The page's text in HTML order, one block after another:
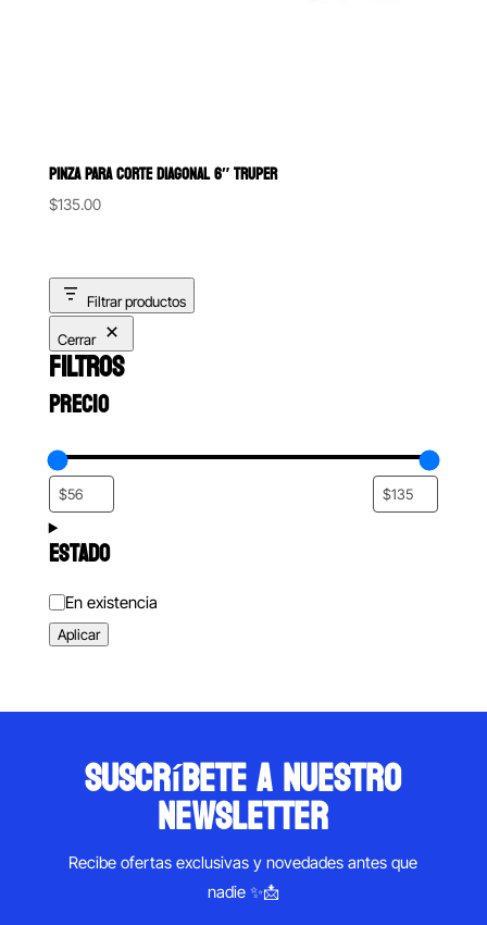
PINZA PARA CORTE DIAGONAL 6″ TRUPER
$135.00
Filtrar productos
Cerrar
FILTROS
PRECIO
ESTADO
Estado
En existencia
Aplicar
suscríbete a nuestro
newsletter
Recibe ofertas exclusivas y novedades antes que
nadie ✨📩